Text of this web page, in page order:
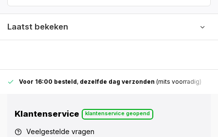
Laatst bekeken
Voor 16:00 besteld, dezelfde dag verzonden (mits voorradig)
Klantenservice klantenservice geopend
Veelgestelde vragen